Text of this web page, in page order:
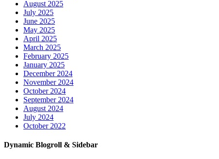
August 2025
July 2025
June 2025
May 2025
April 2025
March 2025
February 2025
January 2025
December 2024
November 2024
October 2024
September 2024
August 2024
July 2024
October 2022
Dynamic Blogroll & Sidebar